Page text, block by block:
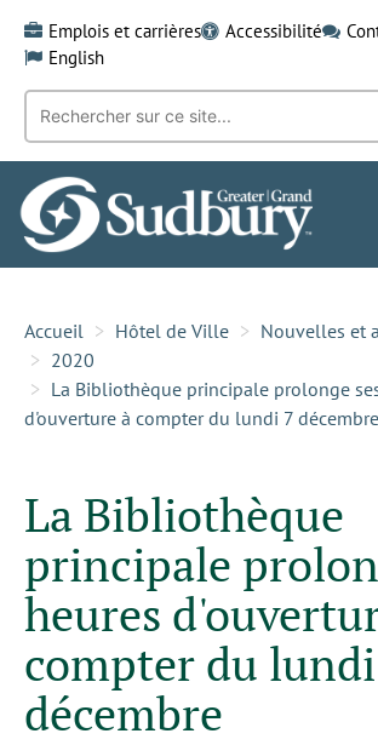
content
Emplois et carrières Accessibilité
English
Recherche
mot-
clé:
Accueil Hôtel de Ville
Nouvelles et
2020
La Bibliothèque principale prolonge
d'ouverture à compter du lundi 7 décembre
La Bibliothèque
principale
heures
compter du
décembre